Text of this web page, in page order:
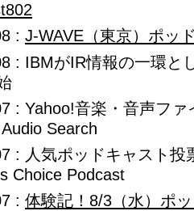
: J-WAVE（東京）ポッ
: IBMがIR情報の一環と
: Yahoo!音楽・音声フ
Search
: 人気ポッドキャスト投
Choice Podcast
: 体験記！8/3（水）ポ